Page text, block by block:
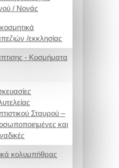
/ Νονάς
/εκκλησίας
- Κοσμήματα
Σταυρού –
και
κολυμπήθρας